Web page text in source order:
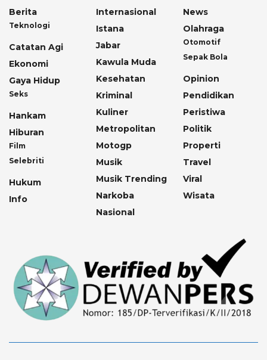
Berita
Teknologi
Catatan Agi
Ekonomi
Gaya Hidup
Seks
Hankam
Hiburan
Film
Selebriti
Hukum
Info
Internasional
Istana
Jabar
Kawula Muda
Kesehatan
Kriminal
Kuliner
Metropolitan
Motogp
Musik
Musik Trending
Narkoba
Nasional
News
Olahraga
Otomotif
Sepak Bola
Opinion
Pendidikan
Peristiwa
Politik
Properti
Travel
Viral
Wisata